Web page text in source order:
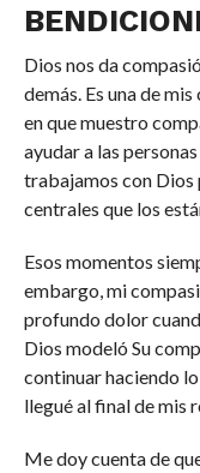
Dios nos da
demás. Es una de
en que muestro
ayudar a las
trabajamos con
centrales que los
Esos momentos
embargo, mi
profundo dolor
Dios modeló Su
continuar haciendo
llegué al final de mis
Me doy cuenta de